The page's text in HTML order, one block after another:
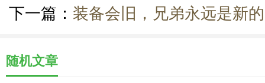
下一篇： 装备会旧，兄弟永远是新的
随机文章